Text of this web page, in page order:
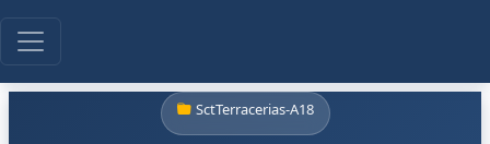
SctTerracerias-A18